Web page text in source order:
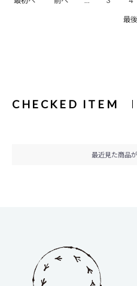
最
CHECKED ITEM
最近見た商品